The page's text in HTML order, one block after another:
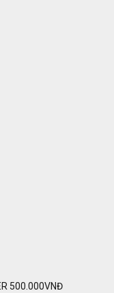
500.000VNĐ